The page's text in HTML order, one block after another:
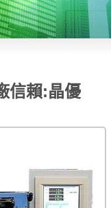
信賴:晶優